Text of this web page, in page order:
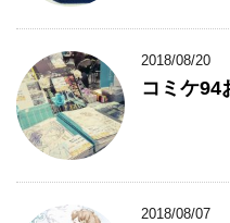
2018/08/20
コミケ94
2018/08/07